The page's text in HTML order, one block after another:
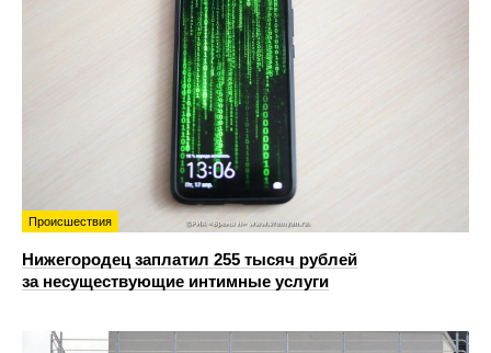
Происшествия
Нижегородец заплатил 255 тысяч рублей
за несуществующие интимные услуги